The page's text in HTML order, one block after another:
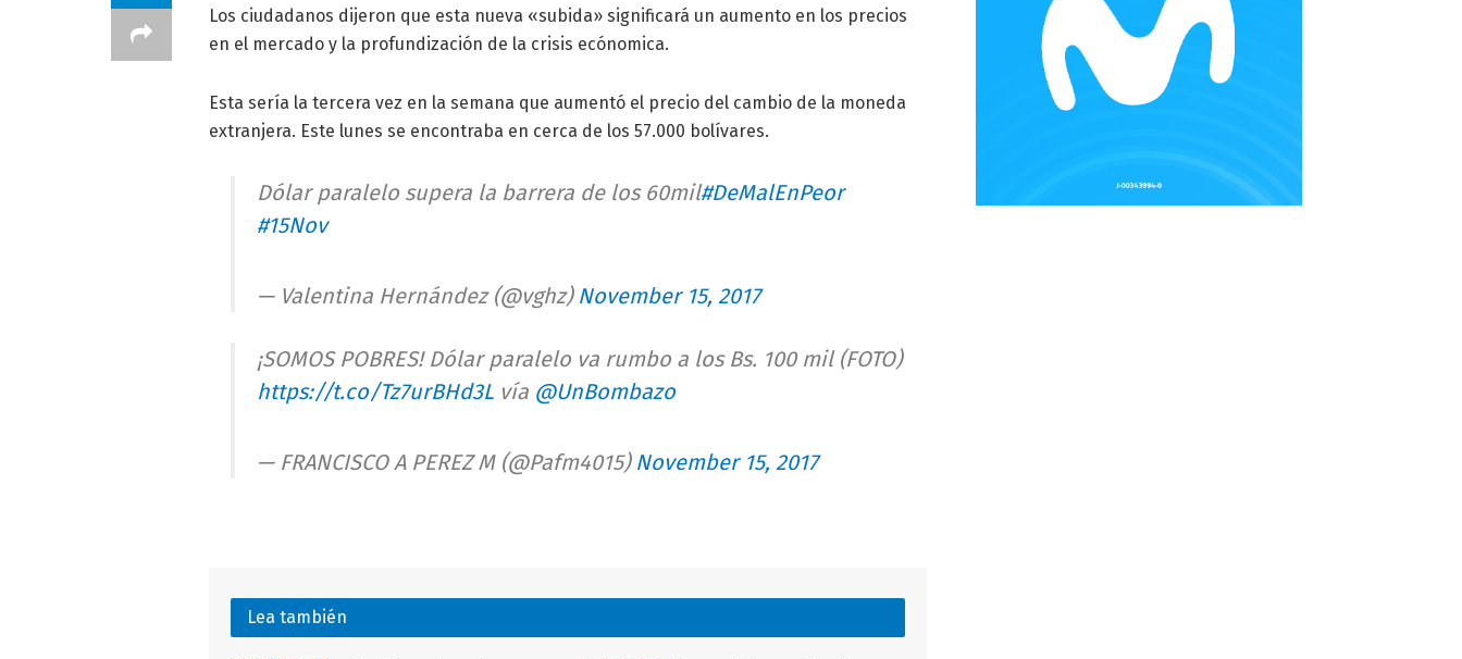
Los ciudadanos dijeron que esta nueva «subida» significará un aumento en los precios
en el mercado y la profundización de la crisis ecónomica.
Esta sería la tercera vez en la semana que aumentó el precio del cambio de la moneda
extranjera. Este lunes se encontraba en cerca de los 57.000 bolívares.
Dólar paralelo supera la barrera de los 60mil#DeMalEnPeor
#15Nov
— Valentina Hernández (@vghz) November 15, 2017
¡SOMOS POBRES! Dólar paralelo va rumbo a los Bs. 100 mil (FOTO)
https://t.co/Tz7urBHd3L vía @UnBombazo
— FRANCISCO A PEREZ M (@Pafm4015) November 15, 2017
Lea también